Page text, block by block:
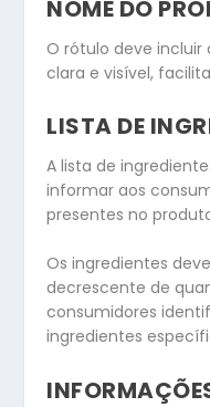
NOME DO
O rótulo deve
clara e visível,
LISTA DE
A lista de
informar aos
presentes no
Os ingredientes
decrescente de
consumidores
ingredientes